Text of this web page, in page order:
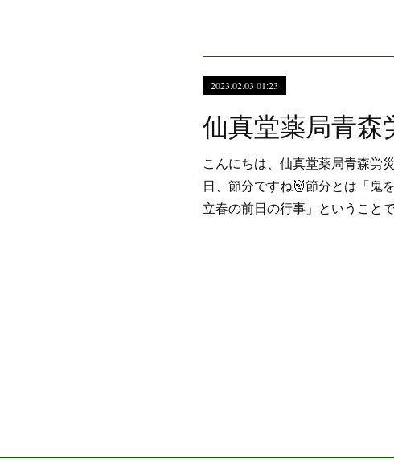
2023.02.03 01:23
こんにちは、仙真堂薬局青森労
日、節分ですね👹節分とは「鬼
立春の前日の行事」ということ